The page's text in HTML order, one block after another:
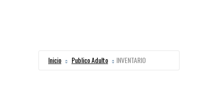
Inicio Publico Adulto INVENTARIO